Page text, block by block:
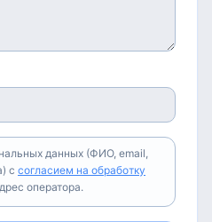
данных (ФИО, email,
с согласием на обработку
оператора.